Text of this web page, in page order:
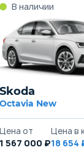
В наличии
Skoda
Octavia New
Цена от
1 567 000 ₽
Цена в
18